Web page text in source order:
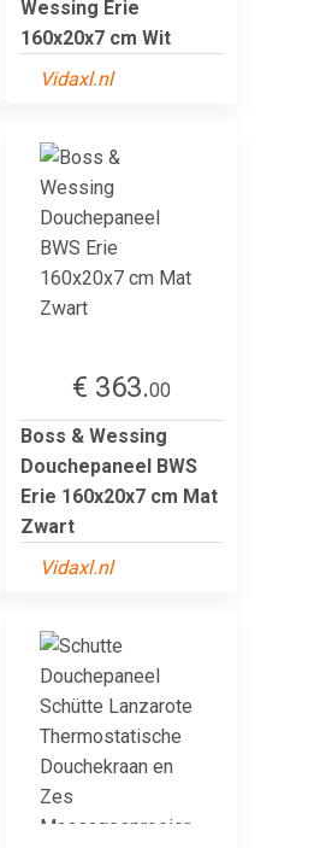
Wessing Erie
160x20x7 cm Wit
Vidaxl.nl
€ 363.00
Boss & Wessing
Douchepaneel BWS
Erie 160x20x7 cm Mat
Zwart
Vidaxl.nl